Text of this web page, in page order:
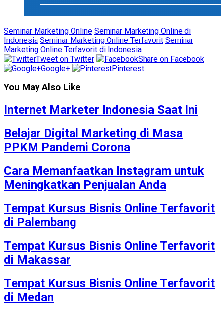
Seminar Marketing Online Seminar Marketing Online di
Indonesia Seminar Marketing Online Terfavorit Seminar
Marketing Online Terfavorit di Indonesia
Tweet on Twitter
Share on Facebook
Google+
Pinterest
You May Also Like
Internet Marketer Indonesia Saat Ini
Belajar Digital Marketing di Masa
PPKM Pandemi Corona
Cara Memanfaatkan Instagram untuk
Meningkatkan Penjualan Anda
Tempat Kursus Bisnis Online Terfavorit
di Palembang
Tempat Kursus Bisnis Online Terfavorit
di Makassar
Tempat Kursus Bisnis Online Terfavorit
di Medan